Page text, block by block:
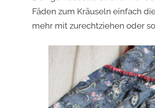
Fäden zum Kräuseln einfach
mehr mit zurechtziehen oder